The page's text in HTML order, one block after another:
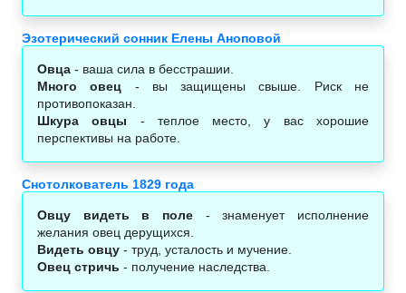
Эзотерический сонник Елены Аноповой
Овца - ваша сила в бесстрашии.
Много овец - вы защищены свыше. Риск не
противопоказан.
Шкура овцы - теплое место, у вас хорошие
перспективы на работе.
Снотолкователь 1829 года
Овцу видеть в поле - знаменует исполнение
желания овец дерущихся.
Видеть овцу - труд, усталость и мучение.
Овец стричь - получение наследства.